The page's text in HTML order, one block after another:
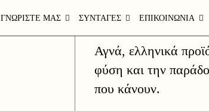
ΓΝΩΡΙΣΤΕ ΜΑΣ ΣΥΝΤΑΓΕΣ ΕΠΙΚΟΙΝΩΝΙΑ
Αγνά, ελληνικά
φύση και την
που κάνουν.